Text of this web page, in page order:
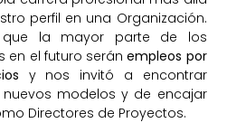
perfil en una Organización.
la mayor parte de los
en el futuro seránempleos por
y nos invitó a encontrar
modelos y de encajar
Directores de Proyectos.